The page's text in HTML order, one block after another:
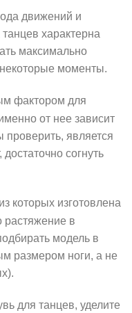
движений и
характерна
максимально
моменты.
фактором для
от нее зависит
является
согнуть
которых изготовлена
растяжение в
модель в
размером ноги, а не
для танцев, уделите